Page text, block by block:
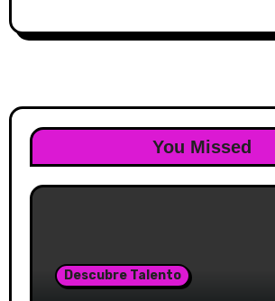
You Missed
Descubre Talento